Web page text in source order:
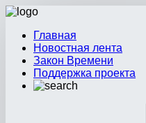
Главная
Новостная лента
Закон Времени
Поддержка проекта